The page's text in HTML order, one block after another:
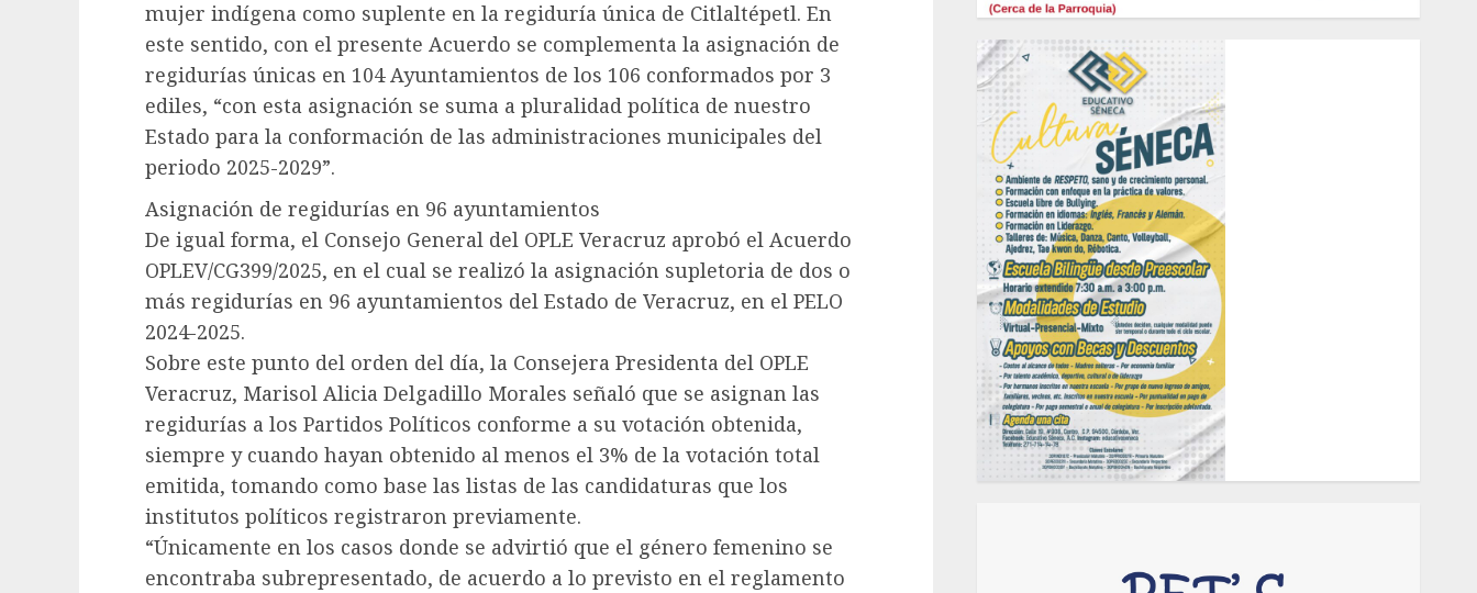
mujer indígena como suplente en la regiduría única de Citlaltépetl. En
este sentido, con el presente Acuerdo se complementa la asignación de
regidurías únicas en 104 Ayuntamientos de los 106 conformados por 3
ediles, “con esta asignación se suma a pluralidad política de nuestro
Estado para la conformación de las administraciones municipales del
periodo 2025-2029”.
Asignación de regidurías en 96 ayuntamientos
De igual forma, el Consejo General del OPLE Veracruz aprobó el Acuerdo
OPLEV/CG399/2025, en el cual se realizó la asignación supletoria de dos o
más regidurías en 96 ayuntamientos del Estado de Veracruz, en el PELO
2024-2025.
Sobre este punto del orden del día, la Consejera Presidenta del OPLE
Veracruz, Marisol Alicia Delgadillo Morales señaló que se asignan las
regidurías a los Partidos Políticos conforme a su votación obtenida,
siempre y cuando hayan obtenido al menos el 3% de la votación total
emitida, tomando como base las listas de las candidaturas que los
institutos políticos registraron previamente.
“Únicamente en los casos donde se advirtió que el género femenino se
encontraba subrepresentado, de acuerdo a lo previsto en el reglamento